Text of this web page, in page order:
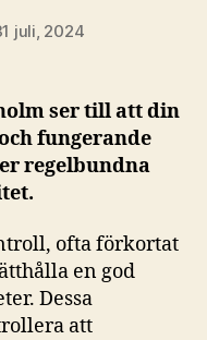
juli, 2024
ser till att din
fungerande
regelbundna
ofta förkortat
en god
Dessa
att